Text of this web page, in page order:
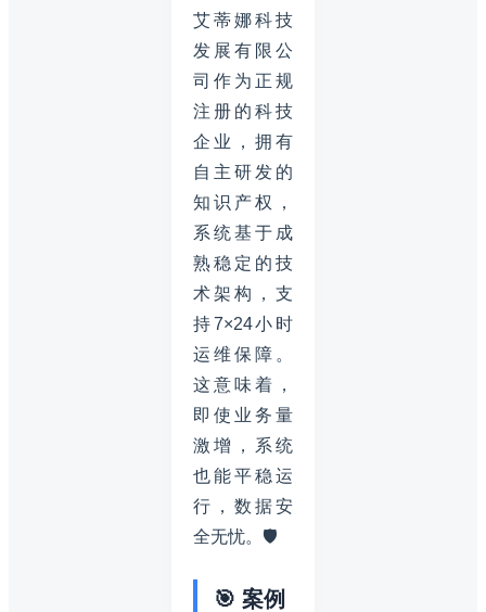
艾蒂娜科技
发展有限公
司作为正规
注册的科技
企业，拥有
自主研发的
知识产权，
系统基于成
熟稳定的技
术架构，支
持7×24小时
运维保障。
这意味着，
即使业务量
激增，系统
也能平稳运
行，数据安
全无忧。🛡️
🎯 案例